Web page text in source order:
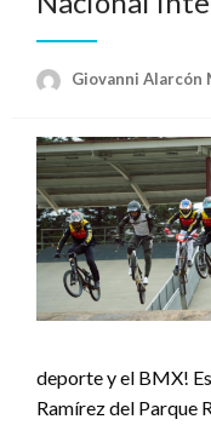
Giovanni Alarcón
deporte y el BMX!
Ramírez del Parque